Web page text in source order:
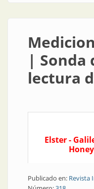
| Sonda
lectura
Elster -
Publicado en: Revista